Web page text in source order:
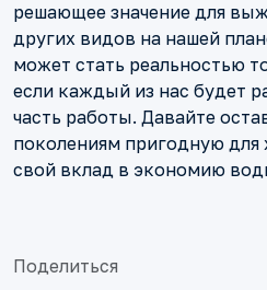
решающее значение для
других видов на нашей
может стать реальностью
если каждый из нас будет
часть работы. Давайте
поколениям пригодную для
свой вклад в экономию
Поделиться